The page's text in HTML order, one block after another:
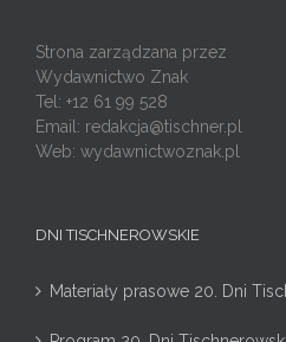
Strona zarządzana przez
Wydawnictwo Znak
Tel: +12 61 99 528
Email: redakcja@tischner.pl
Web: wydawnictwoznak.pl
DNI TISCHNEROWSKIE
Materiały prasowe 20. Dni